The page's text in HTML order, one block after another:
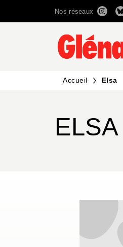
Nos réseaux
Accueil Elsa
ELSA